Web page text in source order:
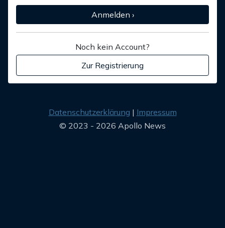
Anmelden ›
Noch kein Account?
Zur Registrierung
Datenschutzerklärung
Impressum
© 2023 - 2026 Apollo News